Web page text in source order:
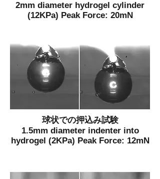
2mm diameter hydrogel cylinder
(12KPa) Peak Force: 20mN
球状での押込み試験
1.5mm diameter indenter into
hydrogel (2KPa) Peak Force: 12mN